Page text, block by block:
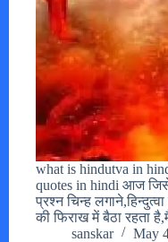
what is hindutva in
quotes in hindi आज जिसे
प्रश्न चिन्ह
की फिराख में बैठा रहता
sanskar
May